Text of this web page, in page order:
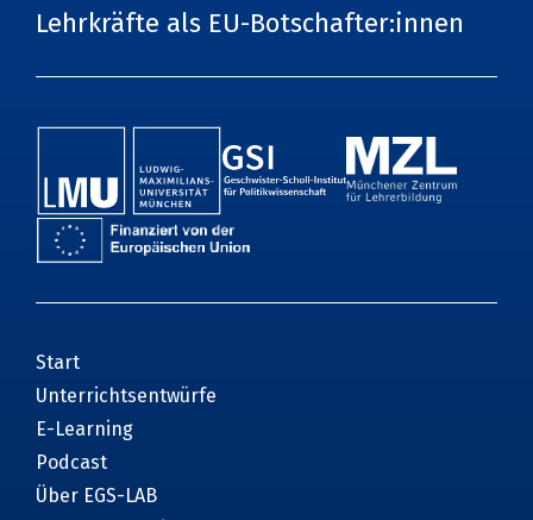
Lehrkräfte als EU-Botschafter:innen
Start
Unterrichtsentwürfe
E-Learning
Podcast
Über EGS-LAB